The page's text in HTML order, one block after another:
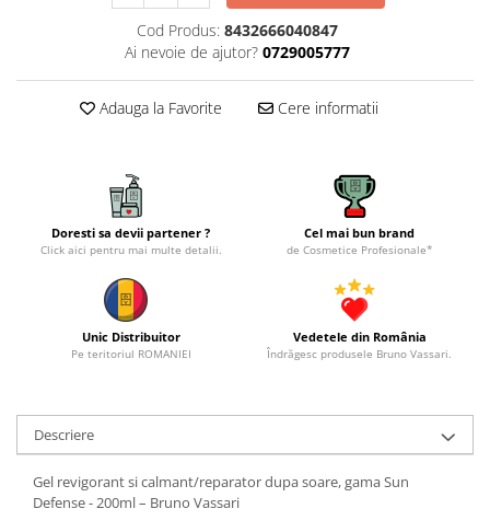
Cod Produs: 8432666040847
Ai nevoie de ajutor? 0729005777
Adauga la Favorite Cere informatii
Doresti sa devii partener ?
Click aici pentru mai multe detalii.
Cel mai bun brand
de Cosmetice Profesionale*
Unic Distribuitor
Pe teritoriul ROMANIEI
Vedetele din România
Îndrăgesc produsele Bruno Vassari.
Descriere
Gel revigorant si calmant/reparator dupa soare, gama Sun
Defense - 200ml – Bruno Vassari